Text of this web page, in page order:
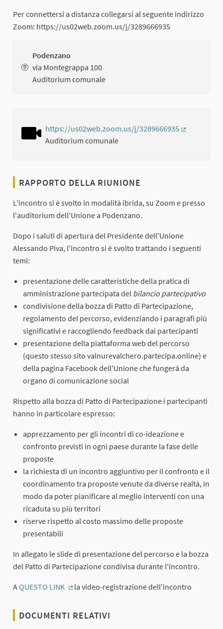
Per connettersi a distanza collegarsi al seguente indirizzo
Zoom: https://us02web.zoom.us/j/3289666935
Podenzano
via Montegrappa 100
Auditorium comunale
https://us02web.zoom.us/j/3289666935
Auditorium comunale
RAPPORTO DELLA RIUNIONE
L'incontro si è svolto in modalità ibrida, su Zoom e presso
l'auditorium dell'Unione a Podenzano.
Dopo i saluti di apertura del Presidente dell'Unione
Alessando Piva, l'incontro si è svolto trattando i seguenti
temi:
presentazione delle caratteristiche della pratica di
amministrazione partecipata del bilancio partecipativo
condivisione della bozza di Patto di Partecipazione,
regolamento del percorso, evidenziando i paragrafi più
significativi e raccogliendo feedback dai partecipanti
presentazione della piattaforma web del percorso
(questo stesso sito valnurevalchero.partecipa.online) e
della pagina Facebook dell'Unione che fungerà da
organo di comunicazione social
Rispetto alla bozza di Patto di Partecipazione i partecipanti
hanno in particolare espresso:
apprezzamento per gli incontri di co-ideazione e
confronto previsti in ogni paese durante la fase delle
proposte
la richiesta di un incontro aggiuntivo per il confronto e il
coordinamento tra proposte venute da diverse realtà, in
modo da poter pianificare al meglio interventi con una
ricaduta su più territori
riserve rispetto al costo massimo delle proposte
presentabili
In allegato le slide di presentazione del percorso e la bozza
del Patto di Partecipazione condivisa durante l'incontro.
AQUESTO LINK
la video-registrazione dell'incontro
DOCUMENTI RELATIVI